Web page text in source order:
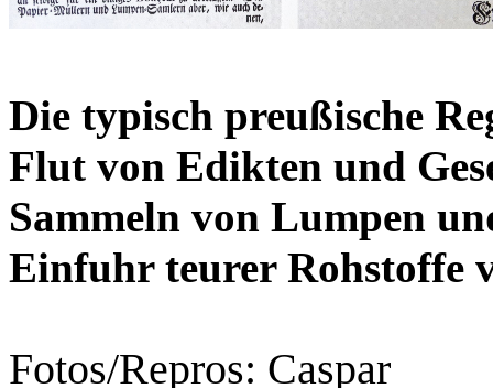
Die typisch preußische
Flut von Edikten und
Sammeln von Lumpen
Einfuhr teurer Rohstoffe
Fotos/Repros: Caspar